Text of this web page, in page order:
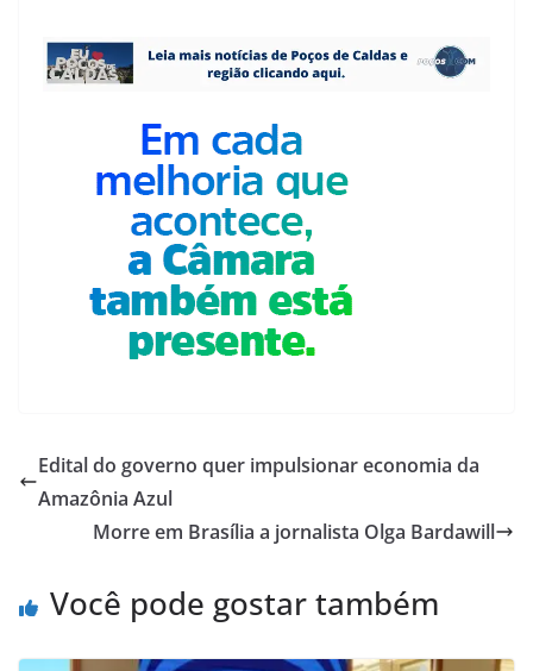
Edital do governo quer impulsionar economia da
Amazônia Azul
Morre em Brasília a jornalista Olga Bardawill
Você pode gostar também